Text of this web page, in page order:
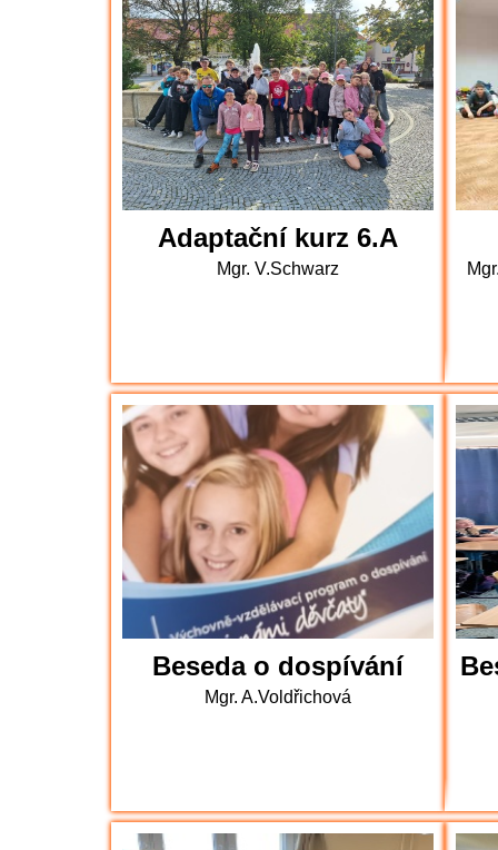
z fotbalového turnaje, stříbro z
Adaptační kurz 6.A
Mgr. V.Schwarz
Beseda o dospívání
Mgr. A.Voldřichová